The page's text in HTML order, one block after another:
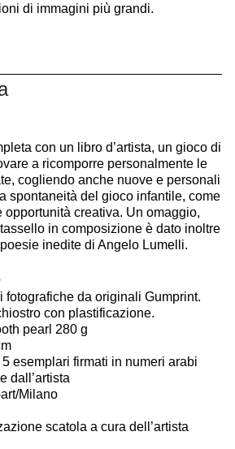
di immagini più grandi.
con un libro d’artista, un gioco di
a ricomporre personalmente le
cogliendo anche nuove e personali
spontaneità del gioco infantile, come
opportunità creativa. Un omaggio,
in composizione è dato inoltre
inedite di Angelo Lumelli.
fotografiche da originali Gumprint.
con plastificazione.
pearl 280 g
esemplari firmati in numeri arabi
dall’artista
Milano
scatola a cura dell’artista